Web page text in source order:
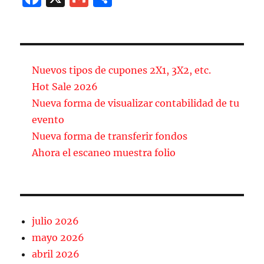
b
o
o
k
a
ir
Nuevos tipos de cupones 2X1, 3X2, etc.
Hot Sale 2026
Nueva forma de visualizar contabilidad de tu
evento
Nueva forma de transferir fondos
Ahora el escaneo muestra folio
julio 2026
mayo 2026
abril 2026